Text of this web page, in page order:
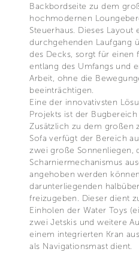
Backbordseite zu dem
hochmodernen
Steuerhaus. Dieses
durchgehenden Laufgang
des Decks, sorgt für einen
entlang des Umfangs und
Arbeit, ohne die
beeinträchtigen.
Eine der innovativsten
Projekts ist der
Zusätzlich zu dem großen
Sofa verfügt der Bereich
zwei große Sonnenliegen,
Scharniermechanismus
angehoben werden
darunterliegenden
freizugeben. Dieser dient
Einholen der Water Toys
zwei Jetskis und weitere
einem integrierten Kran
als Navigationsmast dient.